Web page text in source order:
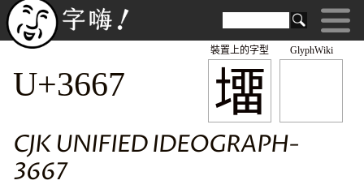
GlyphWiki
㙧
裝置上的字型
U+3667
CJK UNIFIED IDEOGRAPH-
3667